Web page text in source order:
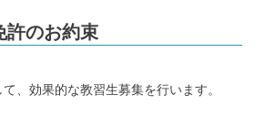
許のお約束
、効果的な教習生募集を行います。